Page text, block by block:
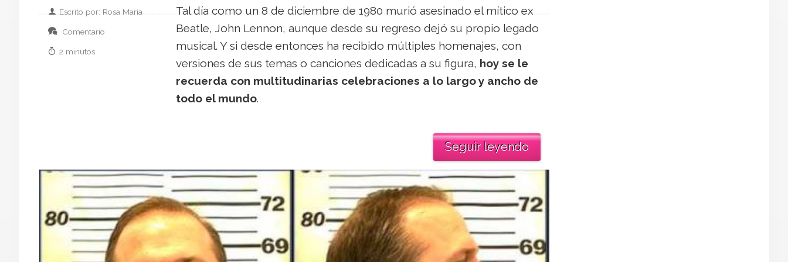
Escrito por: Rosa María
Comentario
2 minutos
Tal día como un 8 de diciembre de 1980 murió asesinado el mítico ex
Beatle, John Lennon, aunque desde su regreso dejó su propio legado
musical. Y si desde entonces ha recibido múltiples homenajes, con
versiones de sus temas o canciones dedicadas a su figura, hoy se le
recuerda con multitudinarias celebraciones a lo largo y ancho de
todo el mundo.
Seguir leyendo